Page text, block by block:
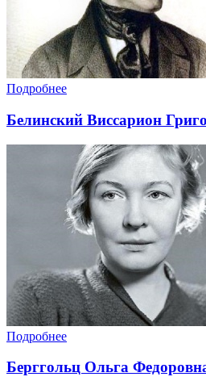
Подробнее
Белинский Виссарион
Подробнее
Берггольц Ольга